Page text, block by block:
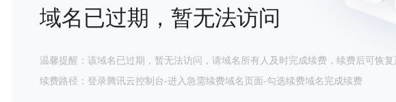
域名已过期，暂无法访问
温馨提醒：该域名已过期，暂无法访问，请域名所有人及时完成续费，续费后可恢复
续费路径：登录腾讯云控制台-进入急需续费域名页面-勾选续费域名完成续费